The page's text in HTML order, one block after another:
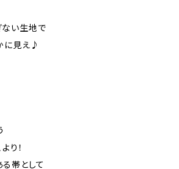
い生地で
に見え♪
り！
帯として